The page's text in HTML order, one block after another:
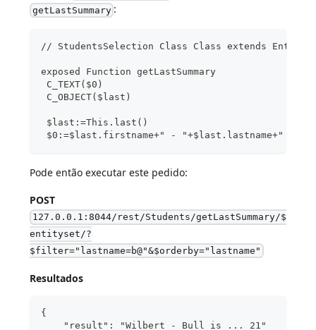
getLastSummary :
// StudentsSelection Class Class extends
exposed Function getLastSummary
C_TEXT($0)
C_OBJECT($last)
$last:=This.last()
$0:=$last.firstname+" - "+$last.lastname+" is
Pode então executar este pedido:
POST
127.0.0.1:8044/rest/Students/getLastSummary/$
entityset/?
$filter="lastname=b@"&$orderby="lastname"
Resultados
{
    "result": "Wilbert - Bull is ... 21"